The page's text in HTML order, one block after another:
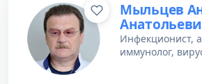
Мыльцев
Инфекционист,
иммунолог,